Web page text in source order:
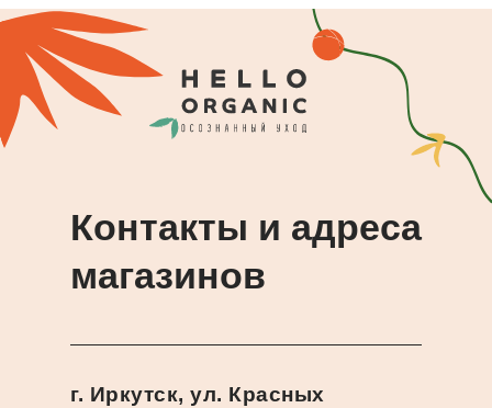
Контакты и адреса
магазинов
г. Иркутск, ул. Красных